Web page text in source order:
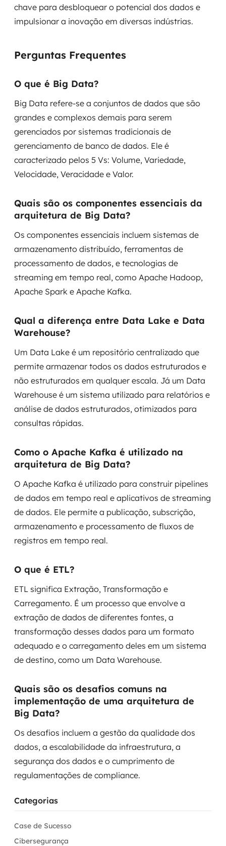
chave para desbloquear o potencial dos dados e
impulsionar a inovação em diversas indústrias.
Perguntas Frequentes
O que é Big Data?
Big Data refere-se a conjuntos de dados que são
grandes e complexos demais para serem
gerenciados por sistemas tradicionais de
gerenciamento de banco de dados. Ele é
caracterizado pelos 5 Vs: Volume, Variedade,
Velocidade, Veracidade e Valor.
Quais são os componentes essenciais da
arquitetura de Big Data?
Os componentes essenciais incluem sistemas de
armazenamento distribuído, ferramentas de
processamento de dados, e tecnologias de
streaming em tempo real, como Apache Hadoop,
Apache Spark e Apache Kafka.
Qual a diferença entre Data Lake e Data
Warehouse?
Um Data Lake é um repositório centralizado que
permite armazenar todos os dados estruturados e
não estruturados em qualquer escala. Já um Data
Warehouse é um sistema utilizado para relatórios e
análise de dados estruturados, otimizados para
consultas rápidas.
Como o Apache Kafka é utilizado na
arquitetura de Big Data?
O Apache Kafka é utilizado para construir pipelines
de dados em tempo real e aplicativos de streaming
de dados. Ele permite a publicação, subscrição,
armazenamento e processamento de fluxos de
registros em tempo real.
O que é ETL?
ETL significa Extração, Transformação e
Carregamento. É um processo que envolve a
extração de dados de diferentes fontes, a
transformação desses dados para um formato
adequado e o carregamento deles em um sistema
de destino, como um Data Warehouse.
Quais são os desafios comuns na
implementação de uma arquitetura de
Big Data?
Os desafios incluem a gestão da qualidade dos
dados, a escalabilidade da infraestrutura, a
segurança dos dados e o cumprimento de
regulamentações de compliance.
Categorias
Case de Sucesso
Cibersegurança